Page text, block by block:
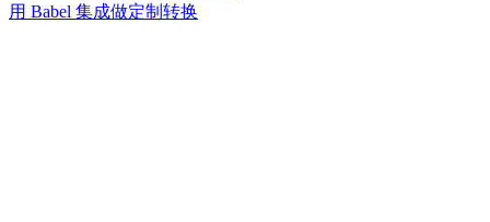
用 Babel 集成做定制转换